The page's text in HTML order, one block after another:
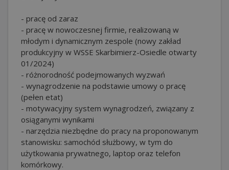
- pracę od zaraz
- pracę w nowoczesnej firmie, realizowaną w
młodym i dynamicznym zespole (nowy zakład
produkcyjny w WSSE Skarbimierz-Osiedle otwarty
01/2024)
- różnorodność podejmowanych wyzwań
- wynagrodzenie na podstawie umowy o pracę
(pełen etat)
- motywacyjny system wynagrodzeń, związany z
osiąganymi wynikami
- narzędzia niezbędne do pracy na proponowanym
stanowisku: samochód służbowy, w tym do
użytkowania prywatnego, laptop oraz telefon
komórkowy.